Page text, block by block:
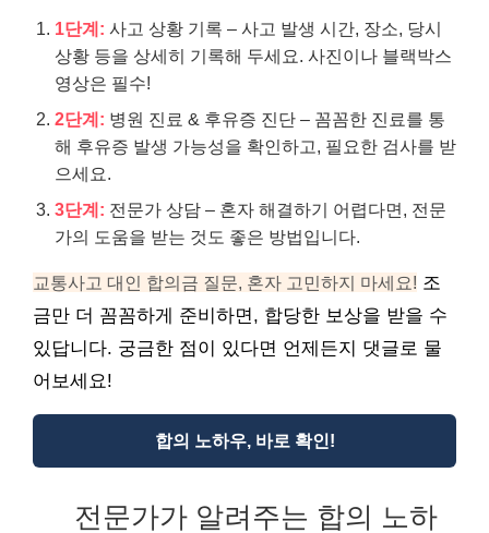
1단계: 사고 상황 기록 – 사고 발생 시간, 장소, 당시
상황 등을 상세히 기록해 두세요. 사진이나 블랙박스
영상은 필수!
2단계: 병원 진료 & 후유증 진단 – 꼼꼼한 진료를 통
해 후유증 발생 가능성을 확인하고, 필요한 검사를 받
으세요.
3단계: 전문가 상담 – 혼자 해결하기 어렵다면, 전문
가의 도움을 받는 것도 좋은 방법입니다.
교통사고 대인 합의금 질문, 혼자 고민하지 마세요! 조
금만 더 꼼꼼하게 준비하면, 합당한 보상을 받을 수
있답니다. 궁금한 점이 있다면 언제든지 댓글로 물
어보세요!
합의 노하우, 바로 확인!
전문가가 알려주는 합의 노하